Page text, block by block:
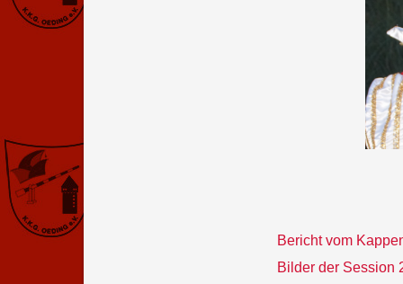
Bericht vom
Bilder der Session